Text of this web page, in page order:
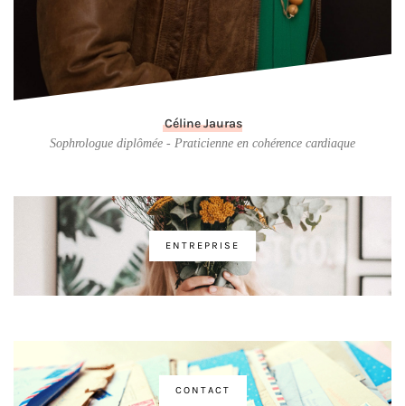
Céline Jauras
Sophrologue diplômée - Praticienne en cohérence cardiaque
ENTREPRISE
CONTACT